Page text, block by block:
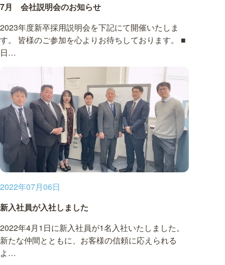
7月 会社説明会のお知らせ
2023年度新卒採用説明会を下記にて開催いたしま
す。 皆様のご参加を心よりお待ちしております。 ■
日…
2022年07月06日
新入社員が入社しました
2022年4月1日に新入社員が1名入社いたしました。
新たな仲間とともに、お客様の信頼に応えられる
よ…